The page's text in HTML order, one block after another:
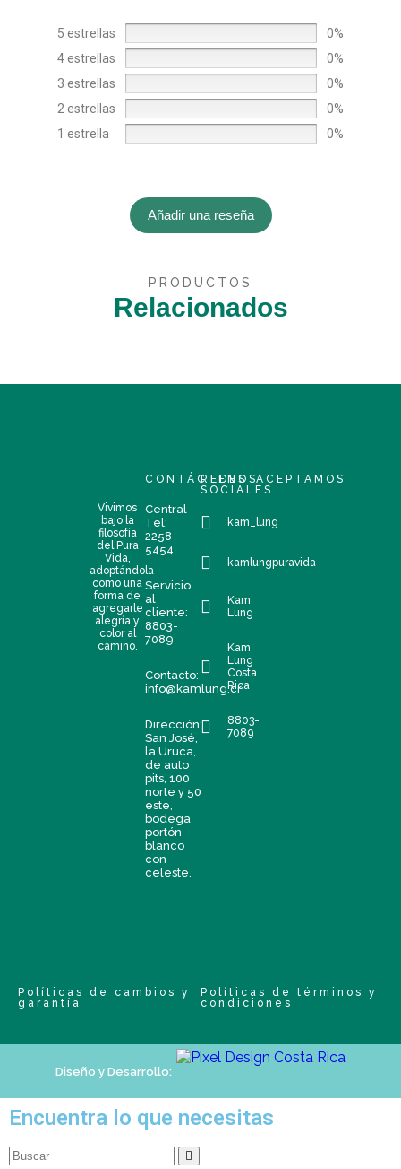
5 estrellas
0%
4 estrellas
0%
3 estrellas
0%
2 estrellas
0%
1 estrella
0%
Añadir una reseña
PRODUCTOS
Relacionados
Vivimos
bajo la
filosofía
del Pura
Vida,
adoptándola
como una
forma de
agregarle
alegría y
color al
camino.
CONTÁCTENOS
Central
Tel:
2258-
5454
Servicio
al
cliente:
8803-
7089
Contacto:
info@kamlung.cr
Dirección:
San José,
la Uruca,
de auto
pits, 100
norte y 50
este,
bodega
portón
blanco
con
celeste.
REDES
SOCIALES
kam_lung
kamlungpuravida
Kam
Lung
Kam
Lung
Costa
Rica
8803-
7089
ACEPTAMOS
Políticas de cambios y
garantía
Políticas de términos y
condiciones
Diseño y Desarrollo:
Encuentra lo que necesitas